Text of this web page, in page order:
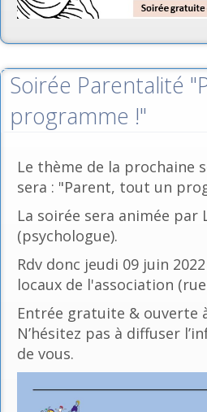
Soirée Parentalité
programme !"
Le thème de la prochaine
sera : "Parent, tout un
La soirée sera animée par
(psychologue).
Rdv donc jeudi 09 juin
locaux de l'association
Entrée gratuite & ouverte
N’hésitez pas à diffuser
de vous.